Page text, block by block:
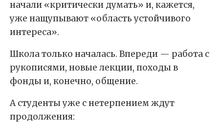
начали «критически думать» и, кажется,
уже нащупывают «область устойчивого
интереса».
Школа только началась. Впереди — работа с
рукописями, новые лекции, походы в
фонды и, конечно, общение.
А студенты уже с нетерпением ждут
продолжения: